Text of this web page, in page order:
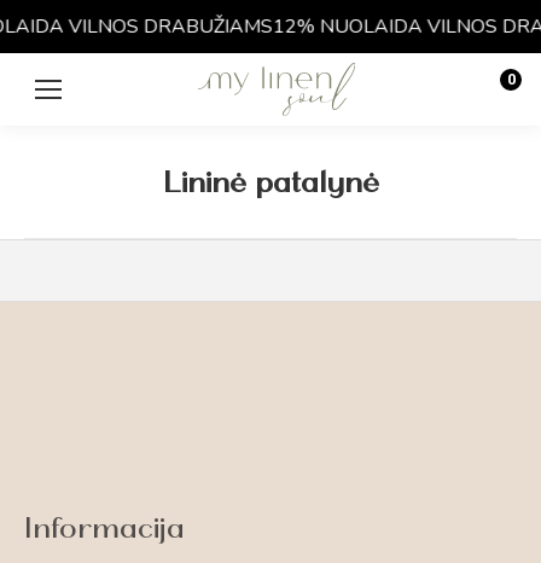
VILNOS DRABUŽIAMS12% NUOLAIDA VILNOS
0
Lininė patalynė
Informacija